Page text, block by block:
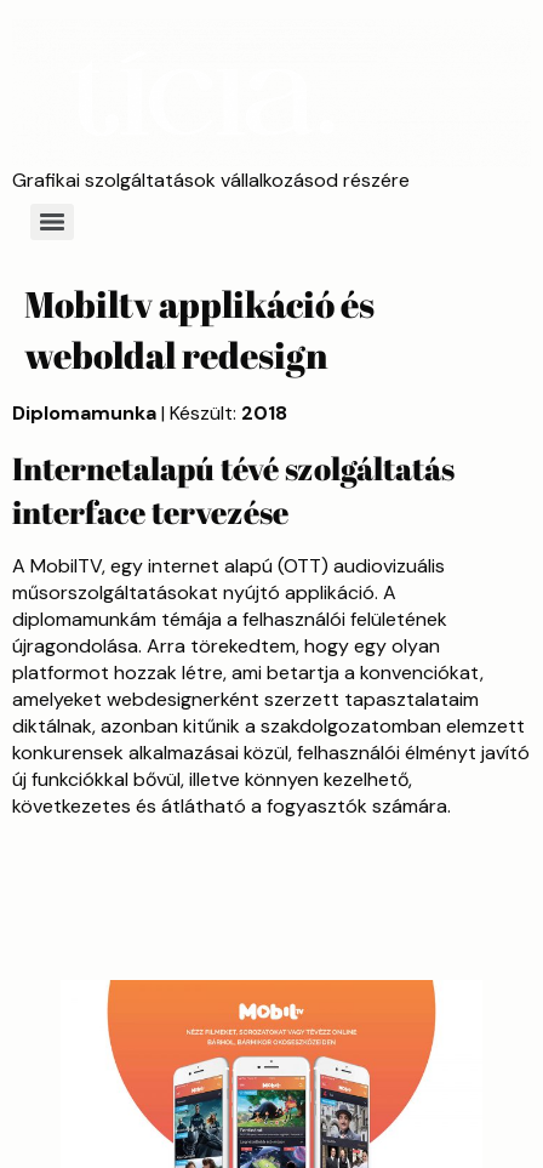
Grafikai szolgáltatások vállalkozásod részére
Mobiltv applikáció és
weboldal redesign
Diplomamunka| Készült: 2018
Internetalapú tévé szolgáltatás
interface tervezése
A MobilTV, egy internet alapú (OTT) audiovizuális
műsorszolgáltatásokat nyújtó applikáció. A
diplomamunkám témája a felhasználói felületének
újragondolása. Arra törekedtem, hogy egy olyan
platformot hozzak létre, ami betartja a konvenciókat,
amelyeket webdesignerként szerzett tapasztalataim
diktálnak, azonban kitűnik a szakdolgozatomban elemzett
konkurensek alkalmazásai közül, felhasználói élményt javító
új funkciókkal bővül, illetve könnyen kezelhető,
következetes és átlátható a fogyasztók számára.